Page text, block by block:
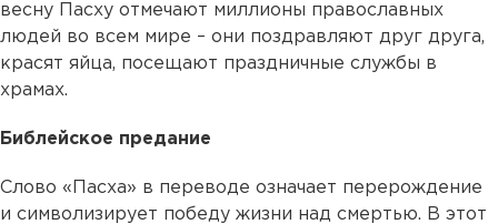
весну Пасху отмечают миллионы православных
людей во всем мире – они поздравляют друг друга,
красят яйца, посещают праздничные службы в
храмах.
Библейское предание
Слово «Пасха» в переводе означает перерождение
и символизирует победу жизни над смертью. В этот